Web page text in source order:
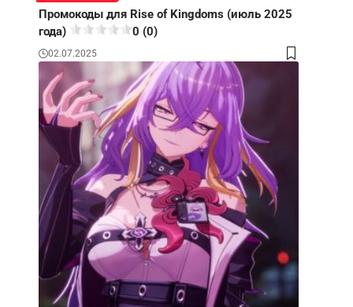
Промокоды для Rise of Kingdoms (июль 2025
года)
0 (0)
02.07.2025